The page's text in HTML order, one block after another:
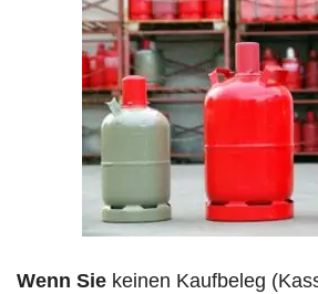
Wenn Sie keinen Kaufbeleg